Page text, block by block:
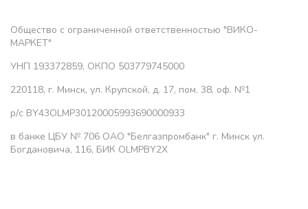
Общество с ограниченной ответственностью "ВИКО-
МАРКЕТ"
УНП 193372859, ОКПО 503779745000
220118, г. Минск, ул. Крупской, д. 17, пом. 38, оф. №1
р/с BY43OLMP30120005993690000933
в банке ЦБУ № 706 ОАО "Белгазпромбанк" г. Минск ул.
Богдановича, 116, БИК OLMPBY2X